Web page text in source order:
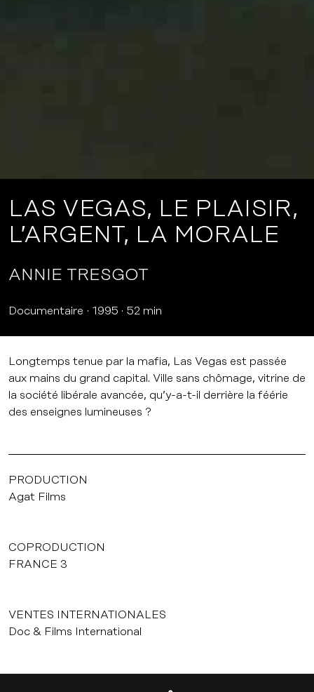
LAS VEGAS, LE PLAISIR,
L’ARGENT, LA MORALE
ANNIE TRESGOT
Documentaire 1995 52 min
Longtemps tenue par la mafia, Las Vegas est passée
aux mains du grand capital. Ville sans chômage, vitrine de
la société libérale avancée, qu’y-a-t-il derrière la féérie
des enseignes lumineuses ?
PRODUCTION
Agat Films
COPRODUCTION
FRANCE 3
VENTES INTERNATIONALES
Doc & Films International